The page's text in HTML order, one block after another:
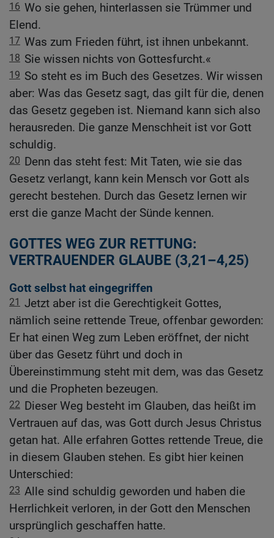
16 Wo sie gehen, hinterlassen sie Trümmer und
Elend.
17 Was zum Frieden führt, ist ihnen unbekannt.
18 Sie wissen nichts von Gottesfurcht.«
19 So steht es im Buch des Gesetzes. Wir wissen
aber: Was das Gesetz sagt, das gilt für die, denen
das Gesetz gegeben ist. Niemand kann sich also
herausreden. Die ganze Menschheit ist vor Gott
schuldig.
20 Denn das steht fest: Mit Taten, wie sie das
Gesetz verlangt, kann kein Mensch vor Gott als
gerecht bestehen. Durch das Gesetz lernen wir
erst die ganze Macht der Sünde kennen.
GOTTES WEG ZUR RETTUNG:
VERTRAUENDER GLAUBE (3,21–4,25)
Gott selbst hat eingegriffen
21 Jetzt aber ist die Gerechtigkeit Gottes,
nämlich seine rettende Treue, offenbar geworden:
Er hat einen Weg zum Leben eröffnet, der nicht
über das Gesetz führt und doch in
Übereinstimmung steht mit dem, was das Gesetz
und die Propheten bezeugen.
22 Dieser Weg besteht im Glauben, das heißt im
Vertrauen auf das, was Gott durch Jesus Christus
getan hat. Alle erfahren Gottes rettende Treue, die
in diesem Glauben stehen. Es gibt hier keinen
Unterschied:
23 Alle sind schuldig geworden und haben die
Herrlichkeit verloren, in der Gott den Menschen
ursprünglich geschaffen hatte.